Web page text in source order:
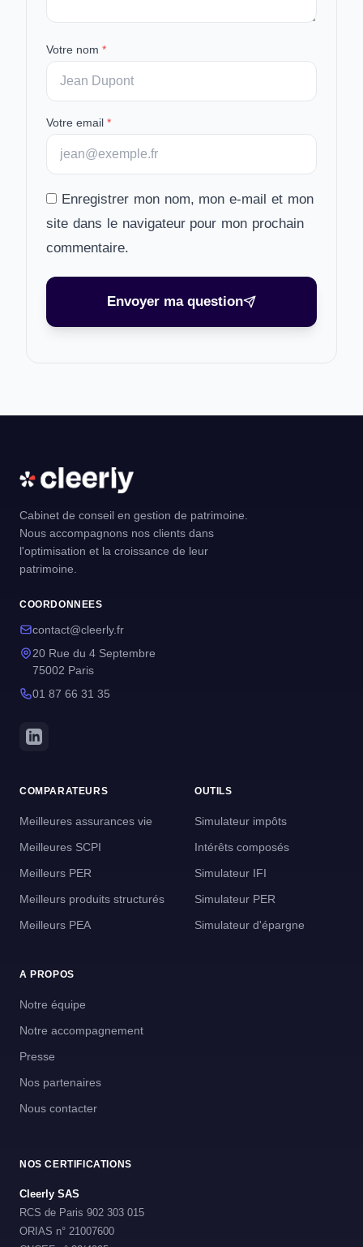
Votre nom *
Votre email *
Enregistrer mon nom, mon e-mail et mon
site dans le navigateur pour mon prochain
commentaire.
Envoyer ma question
Cabinet de conseil en gestion de patrimoine.
Nous accompagnons nos clients dans
l'optimisation et la croissance de leur
patrimoine.
COORDONNEES
contact@cleerly.fr
20 Rue du 4 Septembre
75002 Paris
01 87 66 31 35
COMPARATEURS
Meilleures assurances vie
Meilleures SCPI
Meilleurs PER
Meilleurs produits structurés
Meilleurs PEA
OUTILS
Simulateur impôts
Intérêts composés
Simulateur IFI
Simulateur PER
Simulateur d'épargne
A PROPOS
Notre équipe
Notre accompagnement
Presse
Nos partenaires
Nous contacter
NOS CERTIFICATIONS
Cleerly SAS
RCS de Paris 902 303 015
ORIAS n° 21007600